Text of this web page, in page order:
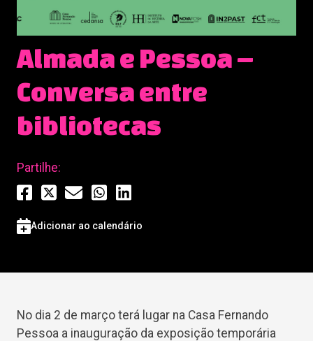
Almada e Pessoa –
Conversa entre
bibliotecas
Partilhe:
Adicionar ao calendário
No dia 2 de março terá lugar na Casa Fernando
Pessoa a inauguração da exposição temporária